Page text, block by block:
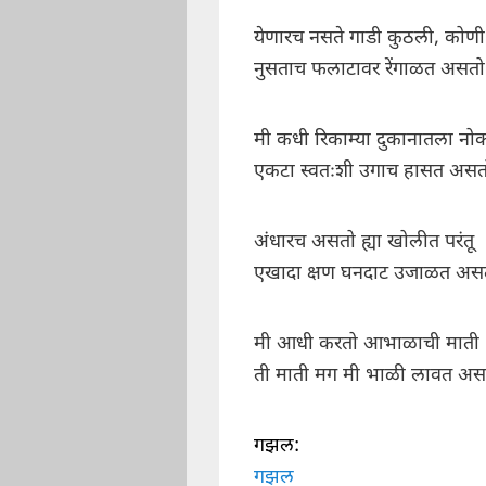
येणारच नसते गाडी कुठली, कोणी
नुसताच फलाटावर रेंगाळत असतो
मी कधी रिकाम्या दुकानातला
एकटा स्वतःशी उगाच हासत
अंधारच असतो ह्या खोलीत परंतू
एखादा क्षण घनदाट उजाळत
मी आधी करतो आभाळाची माती
ती माती मग मी भाळी लावत
गझल:
गझल